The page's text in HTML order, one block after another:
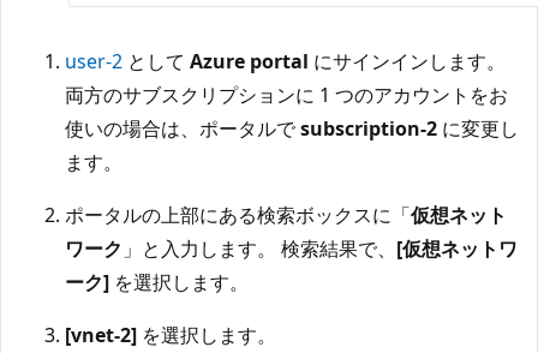
user-2 として Azure portal にサインインします。
両方のサブスクリプションに 1 つのアカウントをお
使いの場合は、ポータルでsubscription-2 に変更し
ます。
ポータルの上部にある検索ボックスに「仮想ネット
ワーク 」と入力します。 検索結果で、 [仮想ネットワ
ーク] を選択します。
[vnet-2] を選択します。